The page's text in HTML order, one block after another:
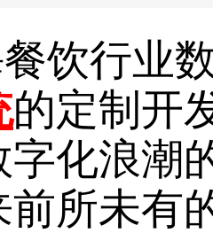
饮行业
的定制开
字化浪潮
前所未有